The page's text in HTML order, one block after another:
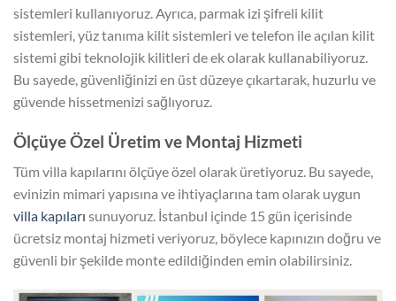
sistemleri kullanıyoruz. Ayrıca, parmak izi şifreli kilit
sistemleri, yüz tanıma kilit sistemleri ve telefon ile açılan kilit
sistemi gibi teknolojik kilitleri de ek olarak kullanabiliyoruz.
Bu sayede, güvenliğinizi en üst düzeye çıkartarak, huzurlu ve
güvende hissetmenizi sağlıyoruz.
Ölçüye Özel Üretim ve Montaj Hizmeti
Tüm villa kapılarını ölçüye özel olarak üretiyoruz. Bu sayede,
evinizin mimari yapısına ve ihtiyaçlarına tam olarak uygun
villa kapıları sunuyoruz. İstanbul içinde 15 gün içerisinde
ücretsiz montaj hizmeti veriyoruz, böylece kapınızın doğru ve
güvenli bir şekilde monte edildiğinden emin olabilirsiniz.